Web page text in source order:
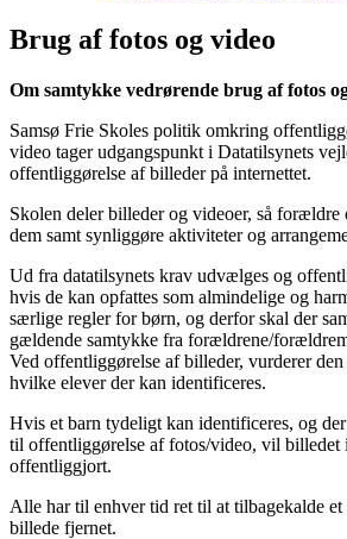
Brug af fotos og video
Om samtykke vedrørende brug af fotos
Samsø Frie Skoles politik omkring
video tager udgangspunkt i Datatilsynets
offentliggørelse af billeder på internettet.
Skolen deler billeder og videoer, så
dem samt synliggøre aktiviteter og
Ud fra datatilsynets krav udvælges og
hvis de kan opfattes som almindelige og
særlige regler for børn, og derfor skal der
gældende samtykke fra forældrene/
Ved offentliggørelse af billeder, vurderer den
hvilke elever der kan identificeres.
Hvis et barn tydeligt kan identificeres, og
til offentliggørelse af fotos/video, vil billedet
offentliggjort.
Alle har til enhver tid ret til at tilbagekalde
billede fjernet.